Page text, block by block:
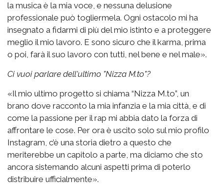
la musica è la mia voce, e nessuna delusione
professionale può togliermela. Ogni ostacolo mi ha
insegnato a fidarmi di più del mio istinto e a proteggere
meglio il mio lavoro. E sono sicuro che il karma, prima
o poi, farà il suo lavoro con tutti, nel bene e nel male».
Ci vuoi parlare dell'ultimo "Nizza M.to"?
«Il mio ultimo progetto si chiama “Nizza M.to”, un
brano dove racconto la mia infanzia e la mia città, e di
come la passione per il rap mi abbia dato la forza di
affrontare le cose. Per ora è uscito solo sul mio profilo
Instagram, c’è una storia dietro a questo che
meriterebbe un capitolo a parte, ma diciamo che sto
ancora sistemando alcuni aspetti prima di poterlo
distribuire ufficialmente».